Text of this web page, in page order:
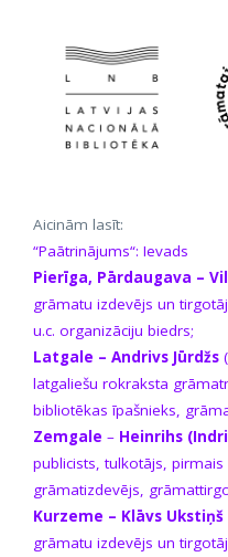
Aicinām lasīt:
“Paātrinājums“: Ievads
Pierīga, Pārdaugava –
grāmatu izdevējs un
u.c. organizāciju biedrs;
Latgale – Andrivs Jūrdžs
latgaliešu rokraksta
bibliotēkas īpašnieks,
Zemgale – Heinrihs
publicists, tulkotājs,
grāmatizdevējs,
Kurzeme – Klāvs Ukstiņš
grāmatu izdevējs un